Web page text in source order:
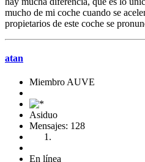
mucho de mi coche cuando se
propietarios de este coche se
atan
Miembro AUVE
Asiduo
Mensajes: 128
En línea